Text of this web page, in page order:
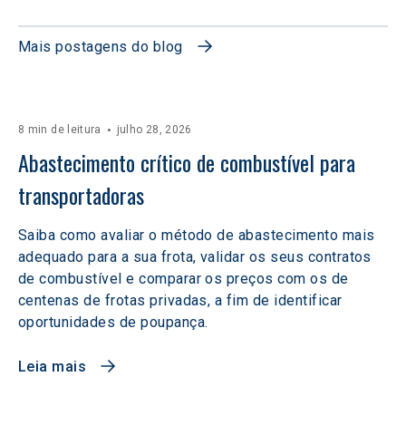
Mais postagens do blog
8 min de leitura julho 28, 2026
Abastecimento crítico de combustível para
transportadoras
Saiba como avaliar o método de abastecimento mais
adequado para a sua frota, validar os seus contratos
de combustível e comparar os preços com os de
centenas de frotas privadas, a fim de identificar
oportunidades de poupança.
Leia mais